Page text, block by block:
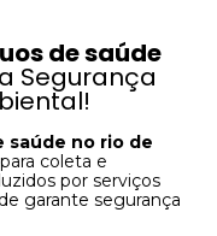
de saúde
Segurança
saúde no rio de
coleta e
por serviços
garante segurança